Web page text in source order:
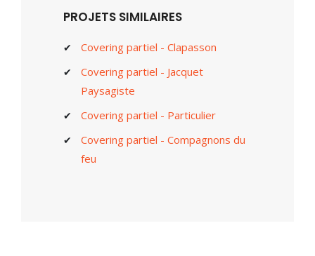
PROJETS SIMILAIRES
Covering partiel - Clapasson
Covering partiel - Jacquet
Paysagiste
Covering partiel - Particulier
Covering partiel - Compagnons du
feu